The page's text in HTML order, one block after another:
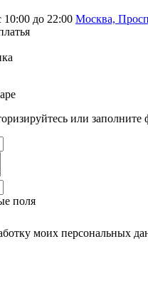
10:00 до 22:00 Москва,
или
поля
моих персональных